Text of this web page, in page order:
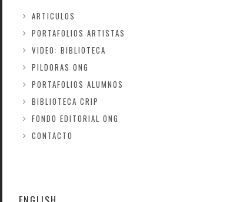
ARTICULOS
PORTAFOLIOS ARTISTAS
VIDEO: BIBLIOTECA
PILDORAS ONG
PORTAFOLIOS ALUMNOS
BIBLIOTECA CRIP
FONDO EDITORIAL ONG
CONTACTO